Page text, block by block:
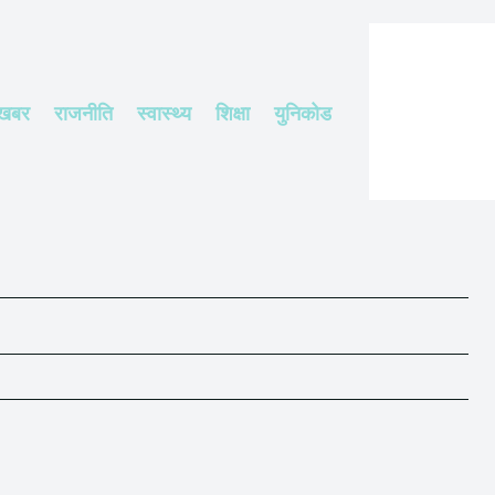
राजनीति स्वास्थ्य शिक्षा युनिकोड